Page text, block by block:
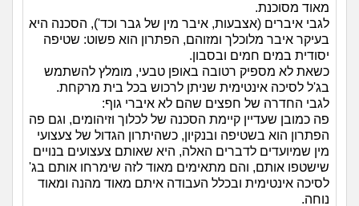
מאוד מסוכנת.
לגבי איברים (אצבעות, איבר מין של גבר וכד'), הסכנה היא
בעיקר איבר מלוכלך ומזוהם, הפתרון הוא פשוט: שטיפה
יסודית במים חמים ובסבון.
כשאת לא מספיק רטובה באופן טבעי, מומלץ להשתמש
בג'ל לסיכה אינטימית שניתן לרכוש בכל בית מרקחת.
לגבי החדרה של חפצים שהם לא איברי גוף:
פה כמובן שעדיין קיימת הסכנה של לכלוך וזיהומים, וגם פה
הפתרון הוא בשטיפה ובנקיון, כשהיתרון הגדול של צעצועי
מין שמיועדים לדברים האלה, היא שאותם צעצועים בנויים
שישטפו אותם, והם מתאימים מאוד לזה שימרחו אותם בג'
לסיכה אינטימית ובכלל העבודה איתם מאוד מהנה ומאוד
נוחה.